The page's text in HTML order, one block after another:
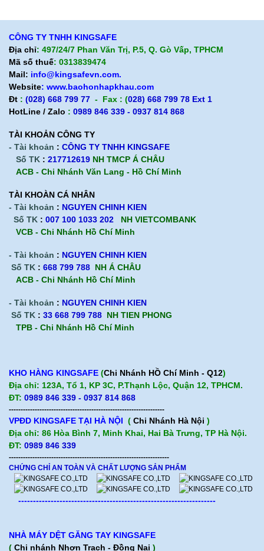
CÔNG TY TNHH KINGSAFE
Địa chỉ: 497/24/7 Phan Văn Trị, P.5, Q. Gò Vấp, TPHCM
Mã số thuế: 0313839474
Mail: info@kingsafevn.com.
Website: www.baohonhapkhau.com
Đt : (028) 668 799 77 - Fax : (028) 668 799 78 Ext 1
HotLine / Zalo : 0989 846 339 - 0937 814 868
TÀI KHOẢN CÔNG TY
- Tài khoản : CÔNG TY TNHH KINGSAFE
Số TK : 217712619 NH TMCP Á CHÂU
ACB - Chi Nhánh Văn Lang - Hồ Chí Minh
TÀI KHOÀN CÁ NHÂN
- Tài khoản : NGUYEN CHINH KIEN
Số TK : 007 100 1033 202
NH VIETCOMBANK
VCB - Chi Nhánh Hồ Chí Minh
- Tài khoản : NGUYEN CHINH KIEN
Số TK : 668 799 788 NH Á CHÂU
ACB - Chi Nhánh Hồ Chí Minh
- Tài khoản : NGUYEN CHINH KIEN
Số TK : 33 668 799 788 NH TIEN PHONG
TPB - Chi Nhánh Hồ Chí Minh
KHO HÀNG KINGSAFE (Chi Nhánh HỒ Chí Minh - Q12)
Địa chỉ: 123A, Tổ 1, KP 3C, P.Thạnh Lộc, Quận 12, TPHCM.
ĐT: 0989 846 339 - 0937 814 868
------------------------------------------------------------------
VPĐD KINGSAFE TẠI HÀ NỘI ( Chi Nhánh Hà Nội )
Địa chỉ: 86 Hòa Bình 7, Minh Khai, Hai Bà Trưng, TP Hà Nội.
ĐT: 0989 846 339
--------------------------------------------------------------------
CHỨNG CHỈ AN TOÀN VÀ CHẤT LƯỢNG SẢN PHẨM
-------------------------------------------------------------------
NHÀ MÁY DỆT GĂNG TAY KINGSAFE
( Chi nhánh Nhơn Trạch - Đồng Nai )